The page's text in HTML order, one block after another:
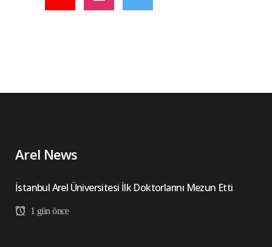
Arel News
İstanbul Arel Üniversitesi İlk Doktorlarını Mezun Etti
1 gün önce